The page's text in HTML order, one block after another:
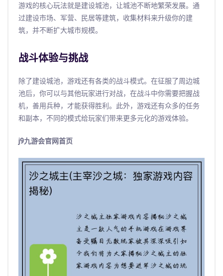
游戏的核心玩法就是建设城池，让城池不断地繁荣发展。通
过建设市场、军营、民居等建筑，收集材料来升级你的建
筑，并不断扩大城市规模。
战斗体验与挑战
除了建设城池，游戏还有各类的战斗模式。在征服了周边城
池后，你可以与其他玩家进行对战，在战斗中你需要把握战
机，善用兵种，才能获得胜利。此外，游戏还有众多的任务
和副本，不同的模式给玩家们带来更多元化的游戏体验。
j9九游会官网首页